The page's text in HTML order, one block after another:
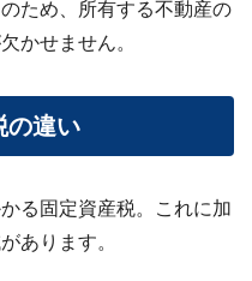
ため、所有する不動産の
かせません。
の違い
る固定資産税。これに加
あります。